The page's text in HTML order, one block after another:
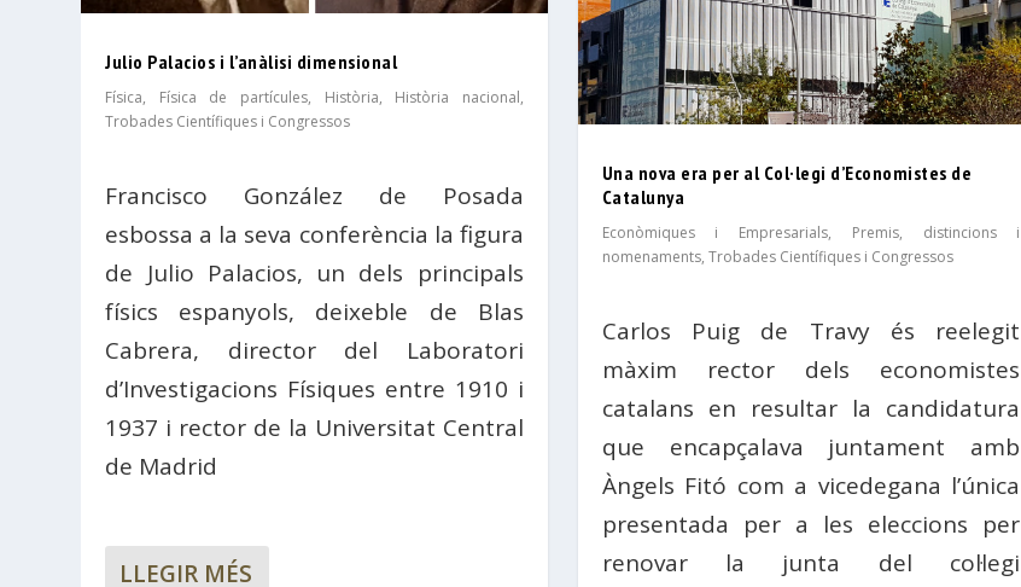
Julio Palacios i l’anàlisi dimensional
Física, Física de partícules, Història, Història nacional,
Trobades Científiques i Congressos
Francisco González de Posada
esbossa a la seva conferència la figura
de Julio Palacios, un dels principals
físics espanyols, deixeble de Blas
Cabrera, director del Laboratori
d’Investigacions Físiques entre 1910 i
1937 i rector de la Universitat Central
de Madrid
LLEGIR MÉS
Una nova era per al Col·legi d’Economistes de
Catalunya
Econòmiques i Empresarials, Premis, distincions i
nomenaments, Trobades Científiques i Congressos
Carlos Puig de Travy és reelegit
màxim rector dels economistes
catalans en resultar la candidatura
que encapçalava juntament amb
Àngels Fitó com a vicedegana l’única
presentada per a les eleccions per
renovar la junta del col·legi